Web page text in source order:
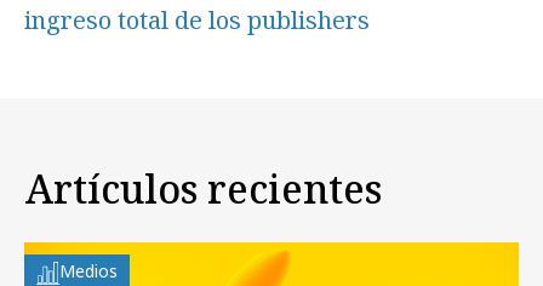
ingreso total de los publishers
Artículos recientes
Medios